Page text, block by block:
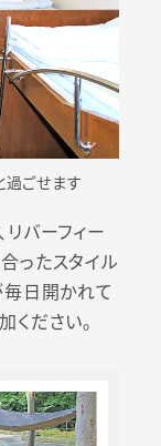
ごせます
バーフィー
ったスタイル
毎日開かれて
ください。